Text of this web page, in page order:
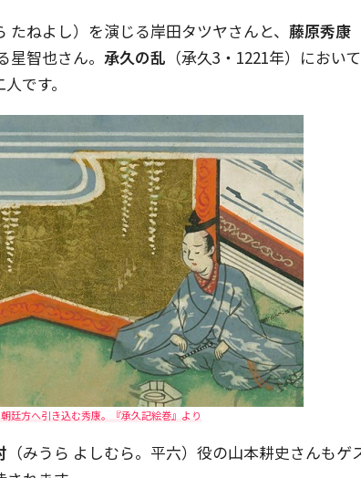
たねよし）を演じる岸田タツヤさんと、 藤原秀康
星智也さん。 承久の乱 （承久3・1221年）におい
です。
廷方へ引き込む秀康。『承久記絵巻』より
（みうら よしむら。平六）役の山本耕史さんもゲ